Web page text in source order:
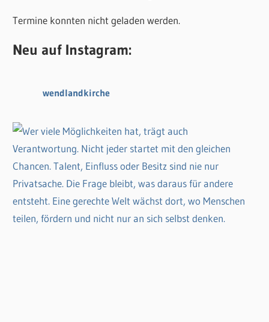
n
a
Termine konnten nicht geladen werden.
Neu auf Instagram:
wendlandkirche